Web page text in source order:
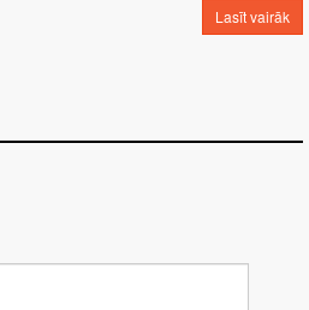
Lasīt vairāk